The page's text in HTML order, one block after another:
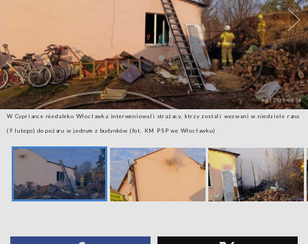
W Cypriance niedaleko Włocławka interweniowali strażacy, ktrzy zostali wezwani w niedziele rano
(9 lutego) do pożaru w jednym z budynków (fot. KM PSP we Włocławku)